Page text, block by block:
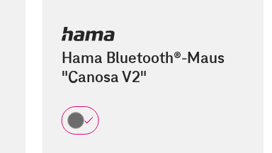
Hama Bluetooth®-Maus
"Canosa V2"